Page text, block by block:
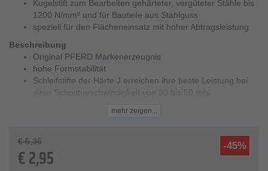
Kugelstift zum Bearbeiten gehärteter, vergüteter Stähle bis
1200 N/mm² und für Bauteile aus Stahlguss
speziell für den Flächeneinsatz mit hoher Abtragsleistung
Beschreibung
Original PFERD Markenerzeugnis
hohe Formstabilität
Schleifstifte der Härte J erreichen ihre beste Leistung bei
Druckluftgeradeschleifer verwendet werden
empfohlene Schnittgeschwindigkeit - 30-50 m/s
Härte - J gemäß ISO 525
mehr zeigen...
-45%
€ 5,36
€2,95